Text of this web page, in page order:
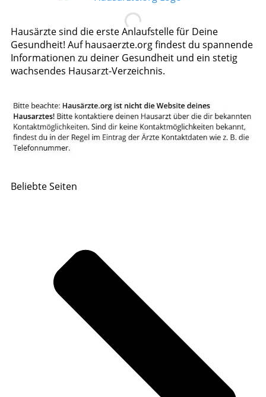
Hausärzte sind die erste Anlaufstelle für Deine
Gesundheit! Auf hausaerzte.org findest du spannende
Informationen zu deiner Gesundheit und ein stetig
wachsendes Hausarzt-Verzeichnis.
Beliebte Seiten